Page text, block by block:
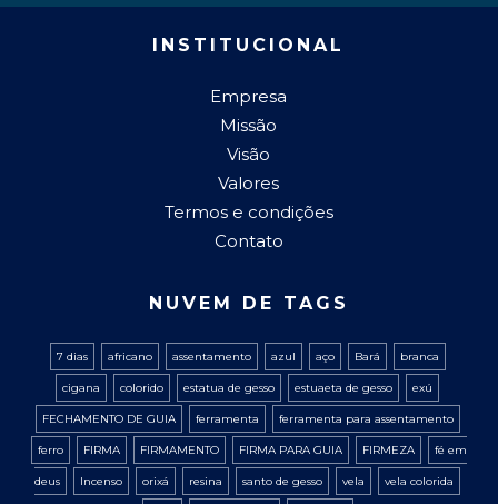
INSTITUCIONAL
Empresa
Missão
Visão
Valores
Termos e condições
Contato
NUVEM DE TAGS
7 dias africano assentamento azul aço Bará branca
cigana colorido estatua de gesso estuaeta de gesso exú
FECHAMENTO DE GUIA ferramenta ferramenta para assentamento
ferro FIRMA FIRMAMENTO FIRMA PARA GUIA FIRMEZA fé em
deus Incenso orixá resina santo de gesso vela vela colorida